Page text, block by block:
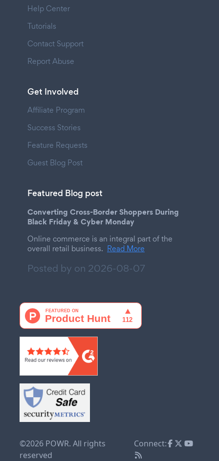
Help Center
Tutorials
Contact Support
Report Abuse
Get Involved
Affiliate Program
Success Stories
Feature Requests
Guest Blog Post
Featured Blog post
Converting Cross-Border Shoppers During
Black Friday & Cyber Monday
Online commerce is an integral part of the
overall retail business. Read More
Posted by on 2026-08-07
©2026 POWR. All rights
reserved
Connect: